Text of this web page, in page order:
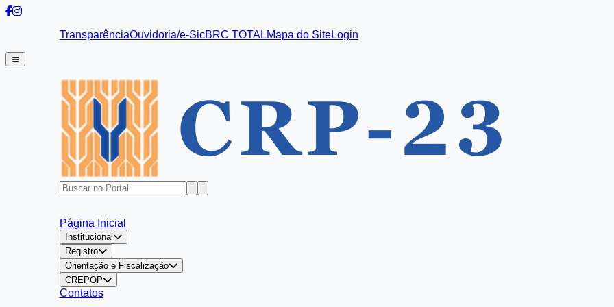
TransparênciaOuvidoria/e-SicBRC TOTALMapa do SiteLogin
Página Inicial
Institucional
Registro
Orientação e Fiscalização
CREPOP
Contatos